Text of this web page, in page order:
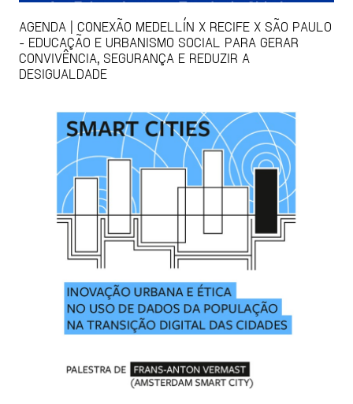
AGENDA | CONEXÃO MEDELLÍN X RECIFE X SÃO PAULO
- EDUCAÇÃO E URBANISMO SOCIAL PARA GERAR
CONVIVÊNCIA, SEGURANÇA E REDUZIR A
DESIGUALDADE